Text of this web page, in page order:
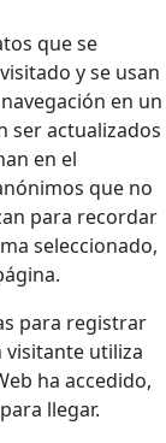
que se
y se usan
en un
ser actualizados
en el
que no
para recordar
seleccionado,
para registrar
visitante utiliza
ha accedido,
llegar.